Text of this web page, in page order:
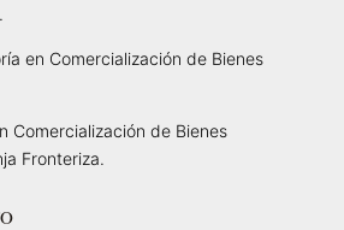
en Comercialización de Bienes
Comercialización de Bienes
Fronteriza.